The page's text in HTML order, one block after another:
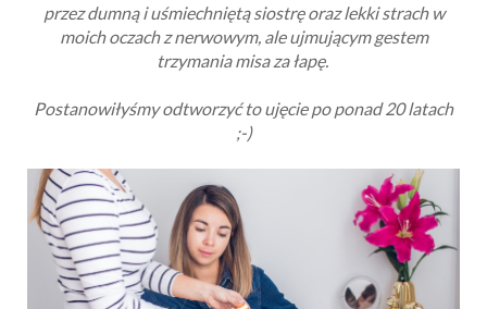
przez dumną i uśmiechniętą siostrę oraz lekki strach w
moich oczach z nerwowym, ale ujmującym gestem
trzymania misa za łapę.
Postanowiłyśmy odtworzyć to ujęcie po ponad 20 latach
;-)